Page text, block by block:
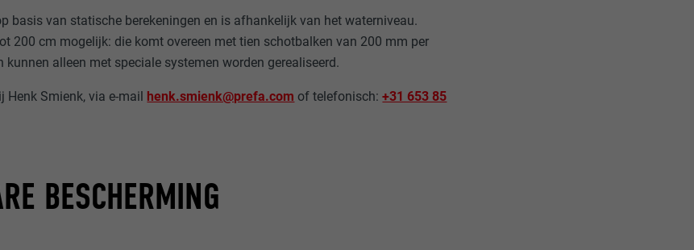
basis van statische berekeningen en is afhankelijk van het waterniveau.
200 cm mogelijk: die komt overeen met tien schotbalken van 200 mm per
kunnen alleen met speciale systemen worden gerealiseerd.
Henk Smienk, via e-mail henk.smienk@prefa.com of telefonisch:+31 653 85
BESCHERMING